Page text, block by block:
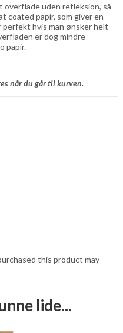
overflade uden refleksion, så
coated papir, som giver en
hvis man ønsker helt
er dog mindre
papir.
når du går til kurven.
this product may
lide...